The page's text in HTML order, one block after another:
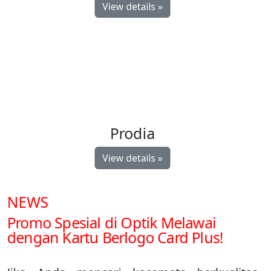
View details »
Prodia
View details »
NEWS
Promo Spesial di Optik Melawai
dengan Kartu Berlogo Card Plus!